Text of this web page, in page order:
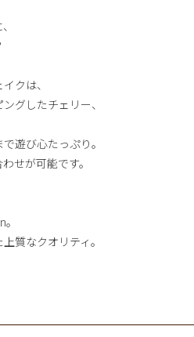
クは、
グしたチェリー、
遊び心たっぷり。
せが可能です。
質なクオリティ。